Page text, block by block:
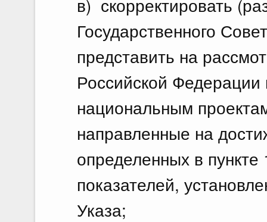
в) скорректировать
Государственного
представить на
Российской Федерации
национальным
направленные на
определенных в
показателей,
Указа;